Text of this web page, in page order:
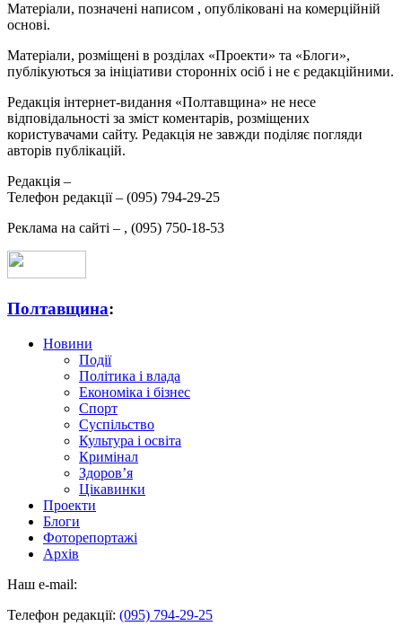
Матеріали, позначені написом , опубліковані на комерційній
основі.
Матеріали, розміщені в розділах «Проекти» та «Блоги»,
публікуються за ініціативи сторонніх осіб і не є редакційними.
Редакція інтернет-видання «Полтавщина» не несе
відповідальності за зміст коментарів, розміщених
користувачами сайту. Редакція не завжди поділяє погляди
авторів публікацій.
Редакція –
Телефон редакції – (095) 794-29-25
Реклама на сайті – , (095) 750-18-53
Полтавщина:
Новини
Події
Політика і влада
Економіка і бізнес
Спорт
Суспільство
Культура і освіта
Кримінал
Здоров’я
Цікавинки
Проекти
Блоги
Фоторепортажі
Архів
Наш e-mail:
Телефон редакції: (095) 794-29-25